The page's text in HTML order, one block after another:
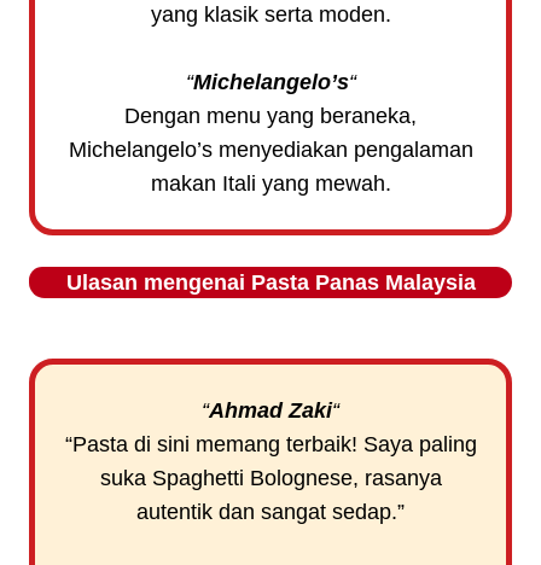
yang klasik serta moden.
“Michelangelo’s“
Dengan menu yang beraneka,
Michelangelo’s menyediakan pengalaman
makan Itali yang mewah.
Ulasan mengenai Pasta PanasMalaysia
“Ahmad Zaki“
“Pasta di sini memang terbaik! Saya paling
suka Spaghetti Bolognese, rasanya
autentik dan sangat sedap.”